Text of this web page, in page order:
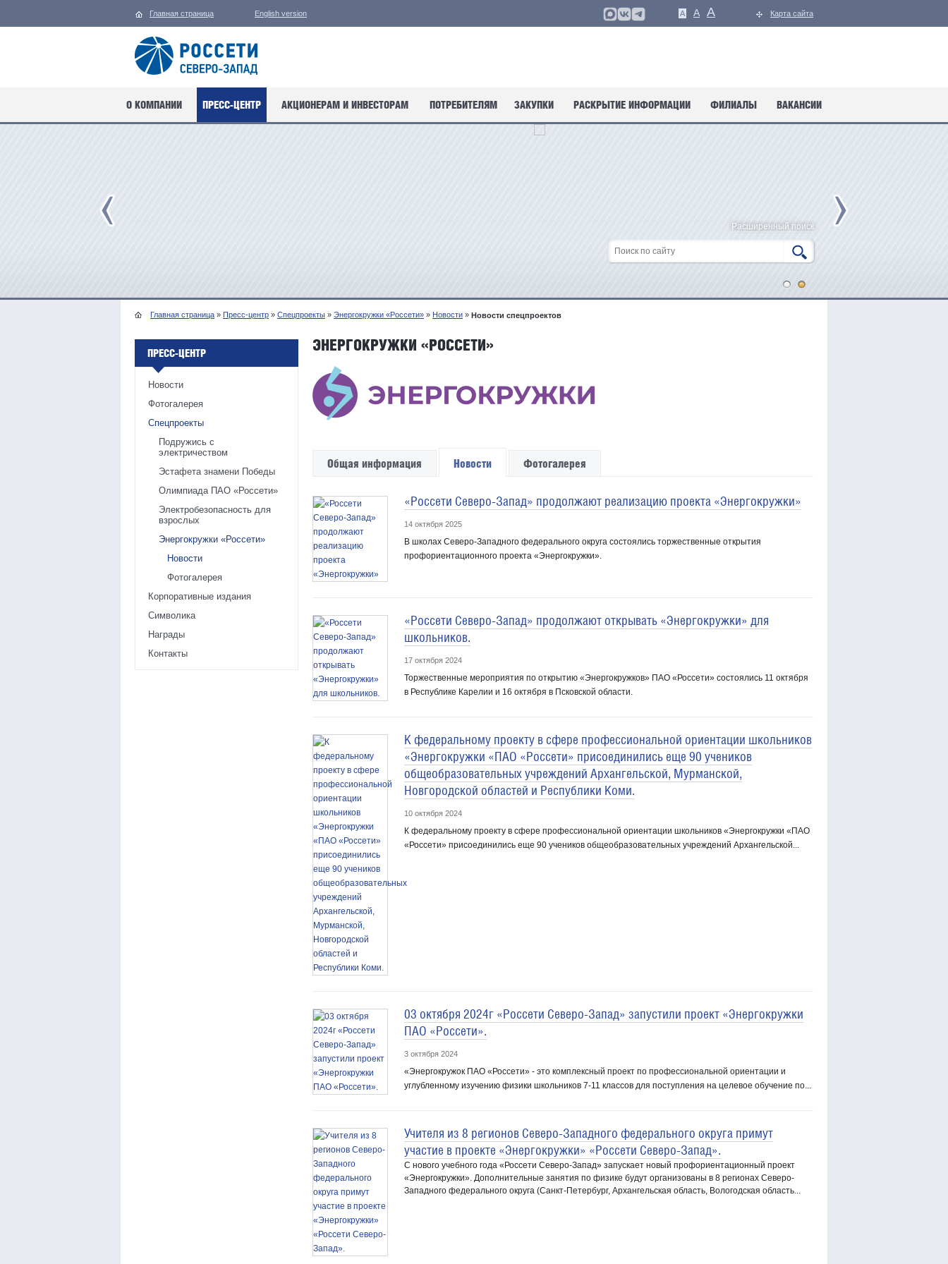
Главная страница English version Карта сайта
A A A
О КОМПАНИИ ПРЕСС-ЦЕНТР АКЦИОНЕРАМ И ИНВЕСТОРАМ ПОТРЕБИТЕЛЯМ ЗАКУПКИ РАСКРЫТИЕ ИНФОРМАЦИИ ФИЛИАЛЫ ВАКАНСИИ
Расширенный поиск
Главная страница » Пресс-центр » Спецпроекты » Энергокружки «Россети» » Новости » Новости спецпроектов
ПРЕСС-ЦЕНТР
Новости
Фотогалерея
Спецпроекты
Подружись с
электричеством
Эстафета знамени Победы
Олимпиада ПАО «Россети»
Электробезопасность для
взрослых
Энергокружки «Россети»
Новости
Фотогалерея
Корпоративные издания
Символика
Награды
Контакты
ЭНЕРГОКРУЖКИ «РОССЕТИ»
Общая информация Новости Фотогалерея
«Россети Северо-Запад» продолжают реализацию проекта «Энергокружки»
14 октября 2025
В школах Северо-Западного федерального округа состоялись торжественные открытия
профориентационного проекта «Энергокружки».
«Россети Северо-Запад» продолжают открывать «Энергокружки» для
школьников.
17 октября 2024
Торжественные мероприятия по открытию «Энергокружков» ПАО «Россети» состоялись 11 октября
в Республике Карелии и 16 октября в Псковской области.
К федеральному проекту в сфере профессиональной ориентации школьников
«Энергокружки «ПАО «Россети» присоединились еще 90 учеников
общеобразовательных учреждений Архангельской, Мурманской,
Новгородской областей и Республики Коми.
10 октября 2024
К федеральному проекту в сфере профессиональной ориентации школьников «Энергокружки «ПАО
«Россети» присоединились еще 90 учеников общеобразовательных учреждений Архангельской...
03 октября 2024г «Россети Северо-Запад» запустили проект «Энергокружки
ПАО «Россети».
3 октября 2024
«Энергокружок ПАО «Россети» - это комплексный проект по профессиональной ориентации и
углубленному изучению физики школьников 7-11 классов для поступления на целевое обучение по...
Учителя из 8 регионов Северо-Западного федерального округа примут
участие в проекте «Энергокружки» «Россети Северо-Запад».
С нового учебного года «Россети Северо-Запад» запускает новый профориентационный проект
«Энергокружки». Дополнительные занятия по физике будут организованы в 8 регионах Северо-
Западного федерального округа (Санкт-Петербург, Архангельская область, Вологодская область...